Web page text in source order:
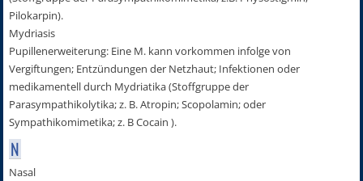
Pilokarpin).
Mydriasis
Pupillenerweiterung: Eine M. kann vorkommen infolge von
Vergiftungen; Entzündungen der Netzhaut; Infektionen oder
medikamentell durch Mydriatika (Stoffgruppe der
Parasympathikolytika; z. B. Atropin; Scopolamin; oder
Sympathikomimetika; z. B Cocain ).
N
Nasal